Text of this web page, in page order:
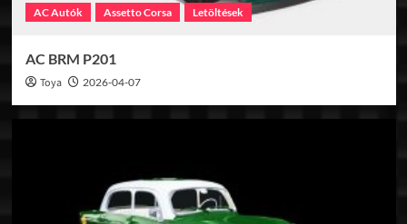
AC Autók Assetto Corsa Letöltések
AC BRM P201
Toya 2026-04-07